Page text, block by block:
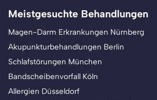
Meistgesuchte Behandlungen
Magen-Darm Erkrankungen Nürnberg
Akupunkturbehandlungen Berlin
Schlafstörungen München
Bandscheibenvorfall Köln
Allergien Düsseldorf